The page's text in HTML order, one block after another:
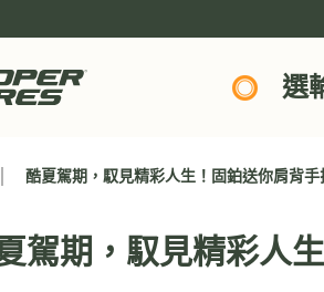
選
酷夏駕期，馭見精彩人生！固鉑送你肩背
駕期，馭見精彩人